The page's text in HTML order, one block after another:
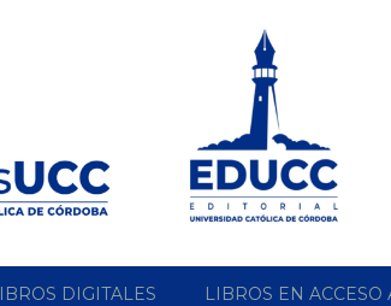
DIGITALES LIBROS EN ACCESO